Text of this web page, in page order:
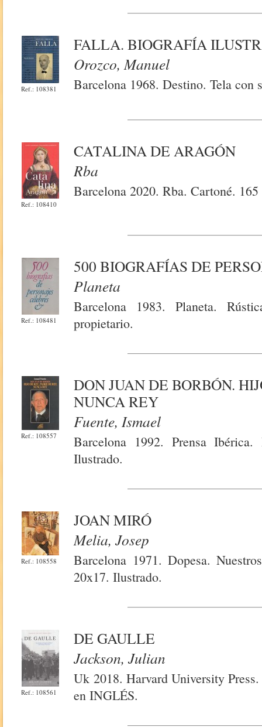
Ref.: 108381
FALLA. BIOGRAFÍA
Orozco, Manuel
Barcelona 1968. Destino. Tela con
Ref.: 108410
CATALINA DE ARAGÓN
Rba
Barcelona 2020. Rba. Cartoné.
Ref.: 108481
500 BIOGRAFÍAS DE
Planeta
Barcelona 1983. Planeta.
propietario.
Ref.: 108557
DON JUAN DE BORBÓN.
NUNCA REY
Fuente, Ismael
Barcelona 1992. Prensa
Ilustrado.
Ref.: 108558
JOAN MIRÓ
Melia, Josep
Barcelona 1971. Dopesa.
20x17. Ilustrado.
Ref.: 108561
DE GAULLE
Jackson, Julian
Uk 2018. Harvard University
en INGLÉS.